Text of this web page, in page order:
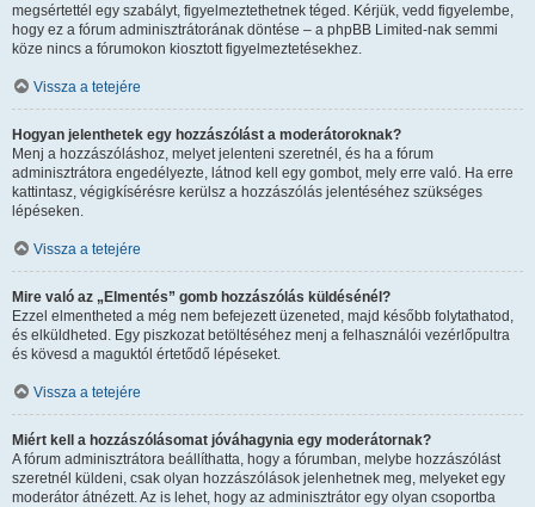
megsértettél egy szabályt, figyelmeztethetnek téged. Kérjük, vedd figyelembe,
hogy ez a fórum adminisztrátorának döntése – a phpBB Limited-nak semmi
köze nincs a fórumokon kiosztott figyelmeztetésekhez.
Vissza a tetejére
Hogyan jelenthetek egy hozzászólást a moderátoroknak?
Menj a hozzászóláshoz, melyet jelenteni szeretnél, és ha a fórum
adminisztrátora engedélyezte, látnod kell egy gombot, mely erre való. Ha erre
kattintasz, végigkísérésre kerülsz a hozzászólás jelentéséhez szükséges
lépéseken.
Vissza a tetejére
Mire való az „Elmentés” gomb hozzászólás küldésénél?
Ezzel elmentheted a még nem befejezett üzeneted, majd később folytathatod,
és elküldheted. Egy piszkozat betöltéséhez menj a felhasználói vezérlőpultra
és kövesd a maguktól értetődő lépéseket.
Vissza a tetejére
Miért kell a hozzászólásomat jóváhagynia egy moderátornak?
A fórum adminisztrátora beállíthatta, hogy a fórumban, melybe hozzászólást
szeretnél küldeni, csak olyan hozzászólások jelenhetnek meg, melyeket egy
moderátor átnézett. Az is lehet, hogy az adminisztrátor egy olyan csoportba